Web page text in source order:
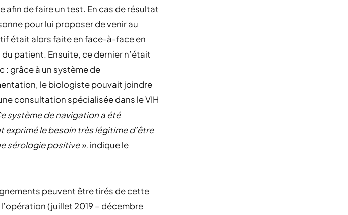
afin de faire un test. En cas de résultat
pour lui proposer de venir au
était alors faite en face-à-face en
patient. Ensuite, ce dernier n’était
: grâce à un système de
le biologiste pouvait joindre
consultation spécialisée dans le VIH
système de navigation a été
le besoin très légitime d’être
sérologie positive », indique le
peuvent être tirés de cette
(juillet 2019 – décembre